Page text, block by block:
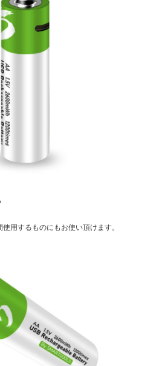
用するものにもお使い頂けます。